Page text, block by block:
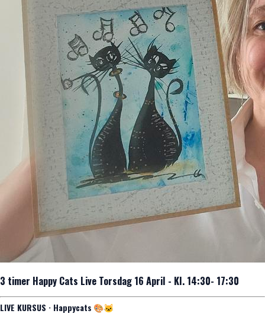
3 timer Happy Cats Live Torsdag 16 April - Kl. 14:30- 17:30
LIVE KURSUS · Happycats 🎨🐱